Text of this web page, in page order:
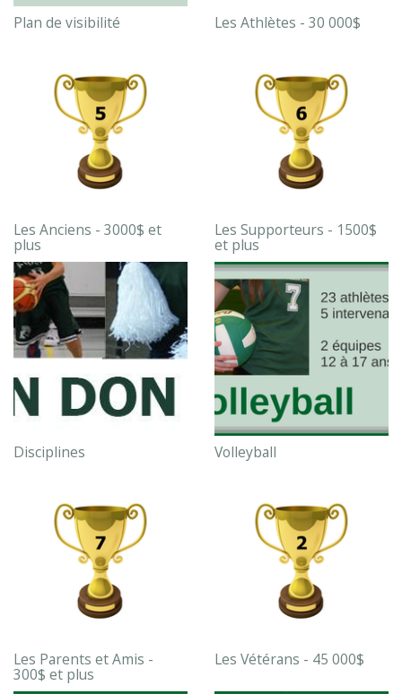
Plan de visibilité Les Athlètes - 30 000$
Les Anciens - 3000$ et
plus
Les Supporteurs - 1500$
et plus
Disciplines Volleyball
Les Parents et Amis -
300$ et plus
Les Vétérans - 45 000$